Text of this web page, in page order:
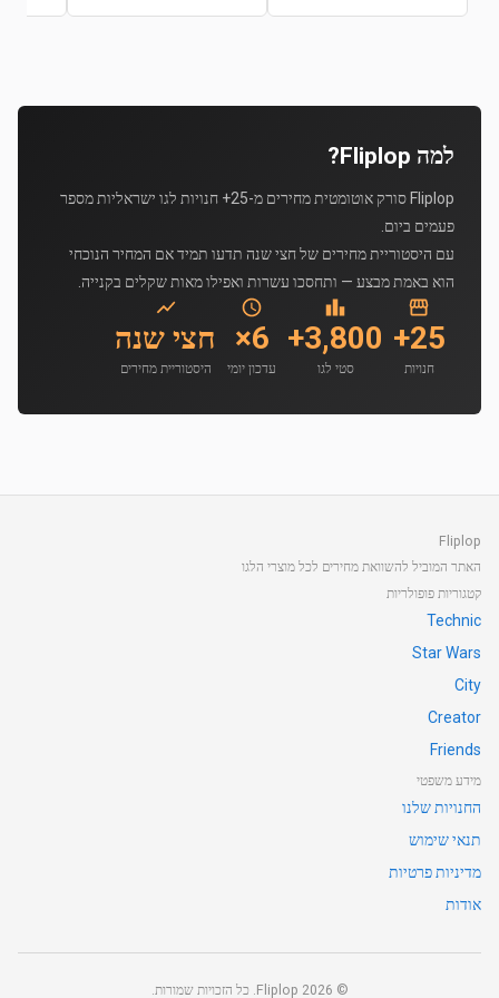
למה Fliplop?
Fliplop סורק אוטומטית מחירים מ-25+ חנויות לגו ישראליות מספר
פעמים ביום.
עם היסטוריית מחירים של חצי שנה תדעו תמיד אם המחיר הנוכחי
הוא באמת מבצע — ותחסכו עשרות ואפילו מאות שקלים בקנייה.
25+
חנויות
3,800+
סטי לגו
6×
עדכון יומי
חצי שנה
היסטוריית מחירים
Fliplop
האתר המוביל להשוואת מחירים לכל מוצרי הלגו
קטגוריות פופולריות
Technic
Star Wars
City
Creator
Friends
מידע משפטי
החנויות שלנו
תנאי שימוש
מדיניות פרטיות
אודות
©
2026